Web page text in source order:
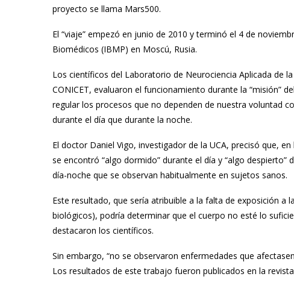
proyecto se llama Mars500.
El “viaje” empezó en junio de 2010 y terminó el 4 de
Biomédicos (IBMP) en Moscú, Rusia.
Los científicos del Laboratorio de Neurociencia Aplicada de
CONICET, evaluaron el funcionamiento durante la “misión”
regular los procesos que no dependen de nuestra voluntad
durante el día que durante la noche.
El doctor Daniel Vigo, investigador de la UCA, precisó que,
se encontró “algo dormido” durante el día y “algo
día-noche que se observan habitualmente en sujetos sanos.
Este resultado, que sería atribuible a la falta de exposición a
biológicos), podría determinar que el cuerpo no esté lo
destacaron los científicos.
Sin embargo, “no se observaron enfermedades que
Los resultados de este trabajo fueron publicados en la